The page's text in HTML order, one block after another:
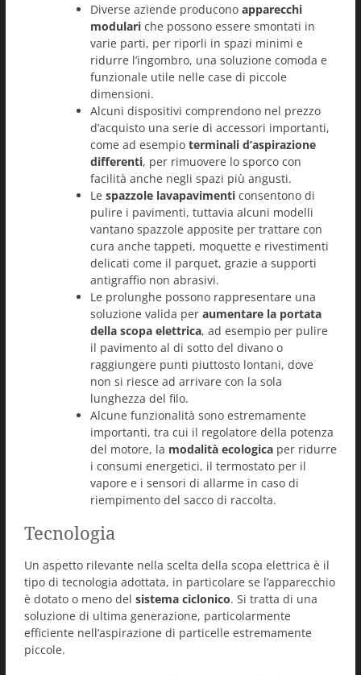
Diverse aziende producono apparecchi
modulari che possono essere smontati in
varie parti, per riporli in spazi minimi e
ridurre l’ingombro, una soluzione comoda e
funzionale utile nelle case di piccole
dimensioni.
Alcuni dispositivi comprendono nel prezzo
d’acquisto una serie di accessori importanti,
come ad esempio terminali d’aspirazione
differenti, per rimuovere lo sporco con
facilità anche negli spazi più angusti.
Le spazzole lavapavimenti consentono di
pulire i pavimenti, tuttavia alcuni modelli
vantano spazzole apposite per trattare con
cura anche tappeti, moquette e rivestimenti
delicati come il parquet, grazie a supporti
antigraffio non abrasivi.
Le prolunghe possono rappresentare una
soluzione valida per aumentare la portata
della scopa elettrica, ad esempio per pulire
il pavimento al di sotto del divano o
raggiungere punti piuttosto lontani, dove
non si riesce ad arrivare con la sola
lunghezza del filo.
Alcune funzionalità sono estremamente
importanti, tra cui il regolatore della potenza
del motore, la modalità ecologica per ridurre
i consumi energetici, il termostato per il
vapore e i sensori di allarme in caso di
riempimento del sacco di raccolta.
Tecnologia
Un aspetto rilevante nella scelta della scopa elettrica è il
tipo di tecnologia adottata, in particolare se l’apparecchio
è dotato o meno del sistema ciclonico. Si tratta di una
soluzione di ultima generazione, particolarmente
efficiente nell’aspirazione di particelle estremamente
piccole.